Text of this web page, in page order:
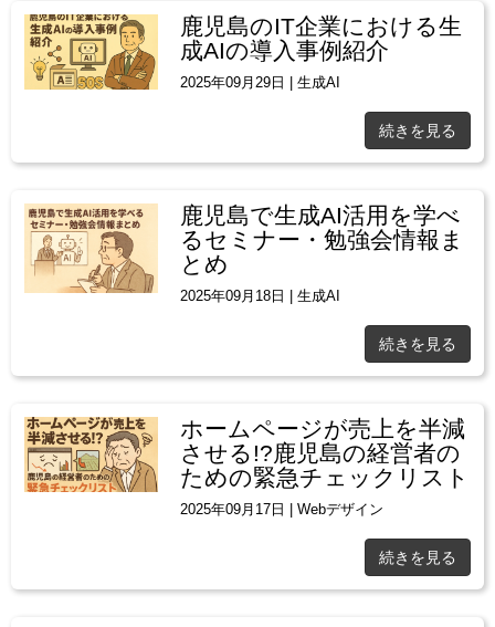
鹿児島のIT企業における生
成AIの導入事例紹介
2025年09月29日 |生成AI
続きを見る
鹿児島で生成AI活用を学べ
るセミナー・勉強会情報ま
とめ
2025年09月18日 |生成AI
続きを見る
ホームページが売上を半減
させる!?鹿児島の経営者の
ための緊急チェックリスト
2025年09月17日 |Webデザイン
続きを見る